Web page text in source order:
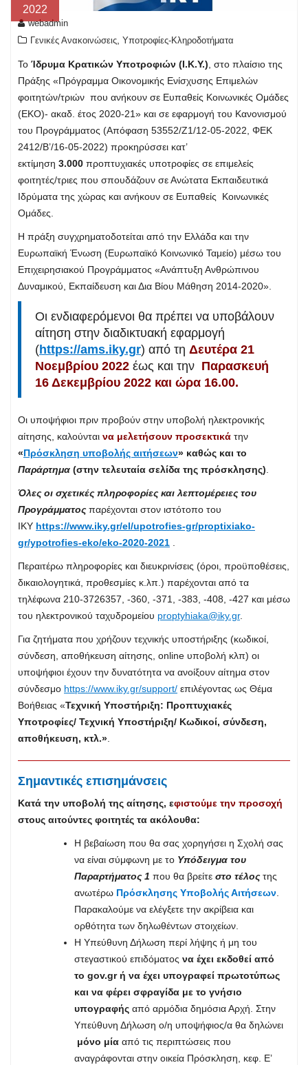
2022
webadmin
Γενικές Ανακοινώσεις Υποτροφίες-Κληροδοτήματα
Το Ίδρυμα Κρατικών Υποτροφιών (I.K.Y.) , στο πλαίσιο της
Πράξης «Πρόγραμμα Οικονομικής Ενίσχυσης Επιμελών
φοιτητών/τριών που ανήκουν σε Ευπαθείς Κοινωνικές Ομάδες
(ΕΚΟ)- ακαδ. έτος 2020-21» και σε εφαρμογή του Κανονισμού
του Προγράμματος (Απόφαση 53552/Ζ1/12-05-2022, ΦΕΚ
2412/B’/16-05-2022) προκηρύσσει κατ’
εκτίμηση 3.000 προπτυχιακές υποτροφίες σε επιμελείς
φοιτητές/τριες που σπουδάζουν σε Ανώτατα Εκπαιδευτικά
Ιδρύματα της χώρας και ανήκουν σε Ευπαθείς Κοινωνικές
Ομάδες.
Η πράξη συγχρηματοδοτείται από την Ελλάδα και την
Ευρωπαϊκή Ένωση (Ευρωπαϊκό Κοινωνικό Ταμείο) μέσω του
Επιχειρησιακού Προγράμματος «Ανάπτυξη Ανθρώπινου
Δυναμικού, Εκπαίδευση και Δια Βίου Μάθηση 2014-2020».
Οι ενδιαφερόμενοι θα πρέπει να υποβάλουν
αίτηση στην διαδικτυακή εφαρμογή
(https://ams.iky.gr) από τη Δευτέρα 21
Νοεμβρίου 2022 έως και την Παρασκευή
16 Δεκεμβρίου 2022 και ώρα 16.00.
Οι υποψήφιοι πριν προβούν στην υποβολή ηλεκτρονικής
αίτησης, καλούνται να μελετήσουν προσεκτικά την
«Πρόσκληση υποβολής αιτήσεων» καθώς και το
Παράρτημα (στην τελευταία σελίδα της πρόσκλησης)
Όλες οι σχετικές πληροφορίες και λεπτομέρειες του
Προγράμματοςπαρέχονται στον ιστότοπο του
ΙΚΥ https://www.iky.gr/el/upotrofies-gr/proptixiako-
gr/ypotrofies-eko/eko-2020-2021
Περαιτέρω πληροφορίες και διευκρινίσεις (όροι, προϋποθέσεις,
δικαιολογητικά, προθεσμίες κ.λπ.) παρέχονται από τα
τηλέφωνα 210-3726357, -360, -371, -383, -408, -427 και μέσω
του ηλεκτρονικού ταχυδρομείου proptyhiaka@iky.gr.
Για ζητήματα που χρήζουν τεχνικής υποστήριξης (κωδικοί,
σύνδεση, αποθήκευση αίτησης, online υποβολή κλπ) οι
υποψήφιοι έχουν την δυνατότητα να ανοίξουν αίτημα στον
σύνδεσμο https://www.iky.gr/support/ επιλέγοντας ως Θέμα
Βοήθειας «Τεχνική Υποστήριξη: Προπτυχιακές
Υποτροφίες/ Τεχνική Υποστήριξη/ Κωδικοί, σύνδεση,
αποθήκευση, κτλ.»
Σημαντικές επισημάνσεις
Κατά την υποβολή της αίτησης, εφιστούμε την προσοχή
στους αιτούντες φοιτητές τα ακόλουθα:
Η βεβαίωση που θα σας χορηγήσει η Σχολή σας
να είναι σύμφωνη με το Υπόδειγμα του
Παραρτήματος 1 που θα βρείτε στο τέλος της
ανωτέρω Πρόσκλησης Υποβολής Αιτήσεων
Παρακαλούμε να ελέγξετε την ακρίβεια και
ορθότητα των δηλωθέντων στοιχείων.
Η Υπεύθυνη Δήλωση περί λήψης ή μη του
στεγαστικού επιδόματος να έχει εκδοθεί από
το gov.grή να έχει υπογραφεί πρωτοτύπως
και να φέρει σφραγίδα με το γνήσιο
υπογραφής από αρμόδια δημόσια Αρχή. Στην
Υπεύθυνη Δήλωση ο/η υποψήφιος/α θα δηλώνει
μόνο μία από τις περιπτώσεις που
αναγράφονται στην οικεία Πρόσκληση, κεφ. Ε’